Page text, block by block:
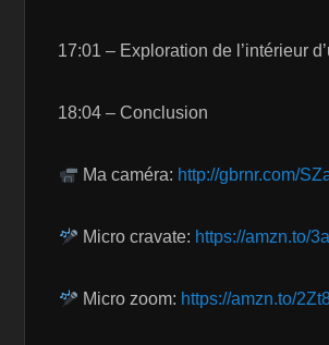
17:01 – Exploration de l’intérieur
18:04 – Conclusion
Ma caméra: http://gbrnr.com/
Micro cravate: https://amzn.to/
Micro zoom: https://amzn.to/